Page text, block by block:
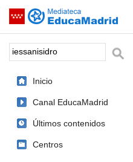
Saltar navegación
Palabra o frase:
Inicio
Canal EducaMadrid
Últimos contenidos
Centros